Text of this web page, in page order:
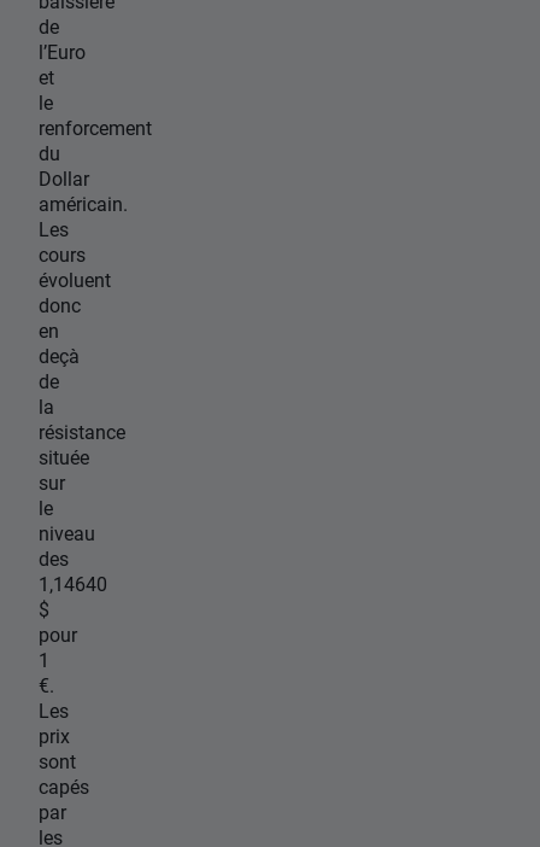
de
l’Euro
et
le
renforcement
du
Dollar
américain.
Les
cours
évoluent
donc
en
deçà
de
la
résistance
située
sur
le
niveau
des
1,14640
$
pour
1
€.
Les
prix
sont
capés
par
les